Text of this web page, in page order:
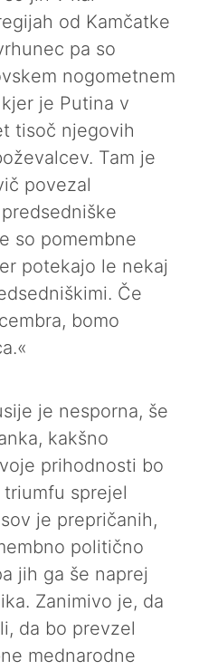
od Kamčatke
pa so
nogometnem
je Putina v
tisoč njegovih
Tam je
povezal
so pomembne
potekajo le nekaj
Če
bomo
je nesporna, še
kakšno
prihodnosti bo
sprejel
je prepričanih,
politično
jih ga še naprej
Zanimivo je, da
da bo prevzel
mednarodne